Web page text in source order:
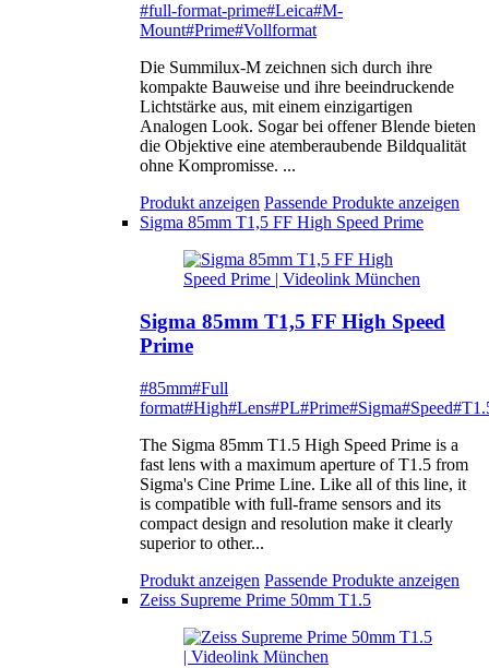
#full-format-prime#Leica#M-
Mount#Prime#Vollformat
Die Summilux-M zeichnen sich durch ihre
kompakte Bauweise und ihre beeindruckende
Lichtstärke aus, mit einem einzigartigen
Analogen Look. Sogar bei offener Blende bieten
die Objektive eine atemberaubende Bildqualität
ohne Kompromisse. ...
Produkt anzeigen Passende Produkte anzeigen
Sigma 85mm T1,5 FF High Speed Prime
Sigma 85mm T1,5 FF High Speed
Prime
#85mm#Full
format#High#Lens#PL#Prime#Sigma#Speed
The Sigma 85mm T1.5 High Speed Prime is a
fast lens with a maximum aperture of T1.5 from
Sigma's Cine Prime Line. Like all of this line, it
is compatible with full-frame sensors and its
compact design and resolution make it clearly
superior to other...
Produkt anzeigen Passende Produkte anzeigen
Zeiss Supreme Prime 50mm T1.5